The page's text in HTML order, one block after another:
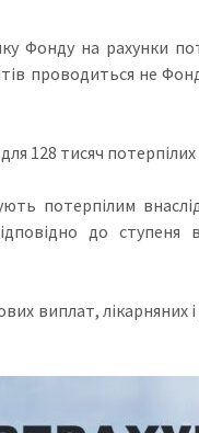
Фонду на рахунки
проводиться не
128 тисяч потерпілих
потерпілим
до
виплат,